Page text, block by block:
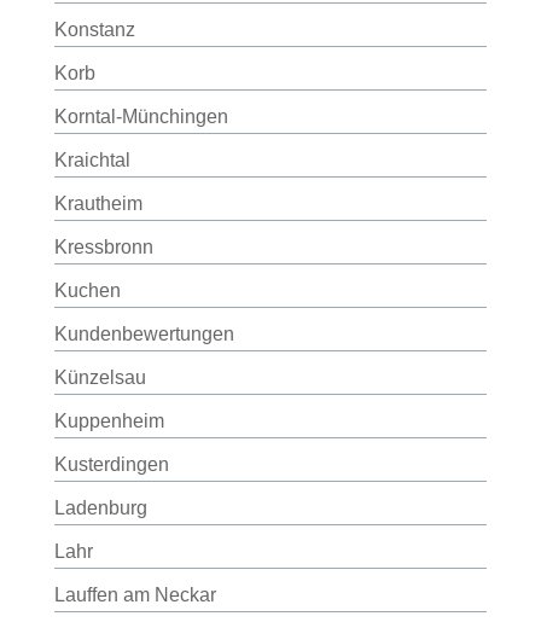
Konstanz
Korb
Korntal-Münchingen
Kraichtal
Krautheim
Kressbronn
Kuchen
Kundenbewertungen
Künzelsau
Kuppenheim
Kusterdingen
Ladenburg
Lahr
Lauffen am Neckar